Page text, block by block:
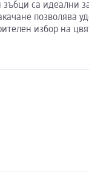
са идеални
позволява
избор на